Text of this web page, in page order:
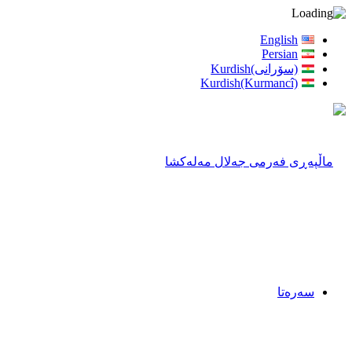
English
Persian
(سۆرانی)Kurdish
Kurdish(Kurmancî)
سەرەتا